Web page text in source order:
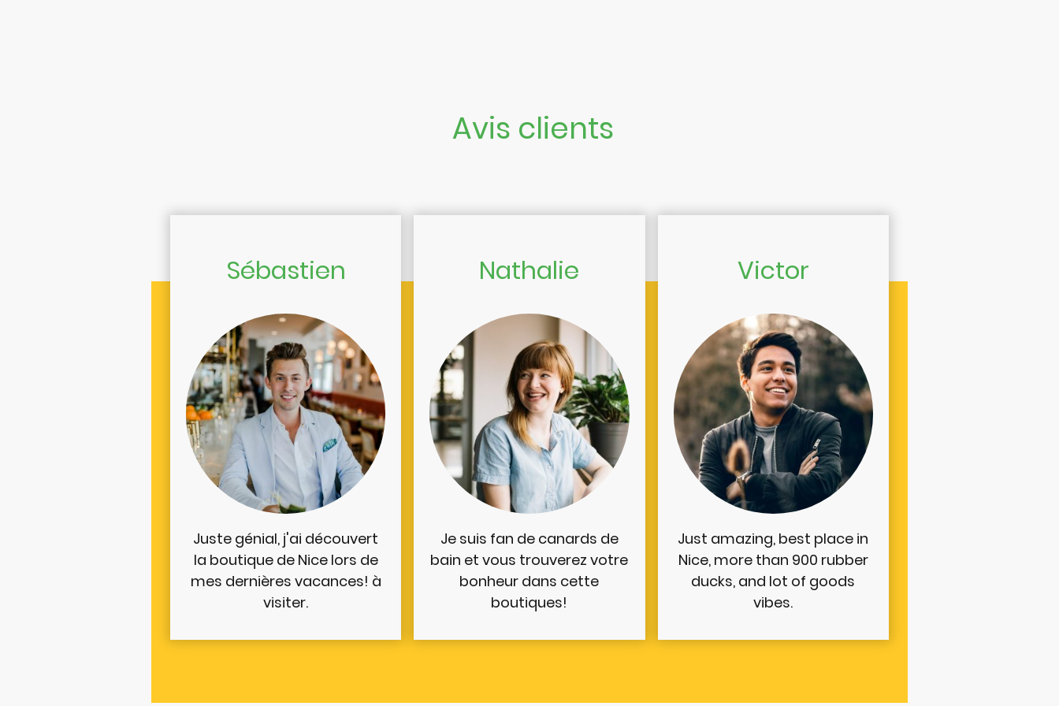
Avis clients
Sébastien
Juste génial, j'ai découvert
la boutique de Nice lors de
mes dernières vacances! à
visiter.
Nathalie
Je suis fan de canards de
bain et vous trouverez votre
bonheur dans cette
boutiques!
Victor
Just amazing, best place in
Nice, more than 900 rubber
ducks, and lot of goods
vibes.